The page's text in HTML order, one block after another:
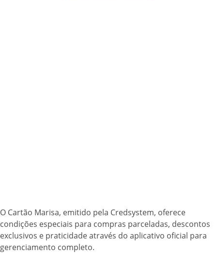
O Cartão Marisa, emitido pela Credsystem, oferece
condições especiais para compras parceladas, descontos
exclusivos e praticidade através do aplicativo oficial para
gerenciamento completo.